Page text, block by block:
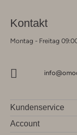
Kontakt
Montag - Freitag
Kundenservice
Account